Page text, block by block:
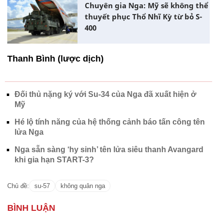
Chuyên gia Nga: Mỹ sẽ không thể
thuyết phục Thổ Nhĩ Kỳ từ bỏ S-
400
Thanh Bình (lược dịch)
Đối thủ nặng ký với Su-34 của Nga đã xuất hiện ở
Mỹ
Hé lộ tính năng của hệ thống cảnh báo tấn công tên
lửa Nga
Nga sẵn sàng ‘hy sinh’ tên lửa siêu thanh Avangard
khi gia hạn START-3?
Chủ đề: su-57 không quân nga